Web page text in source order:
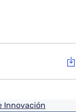
Innovación